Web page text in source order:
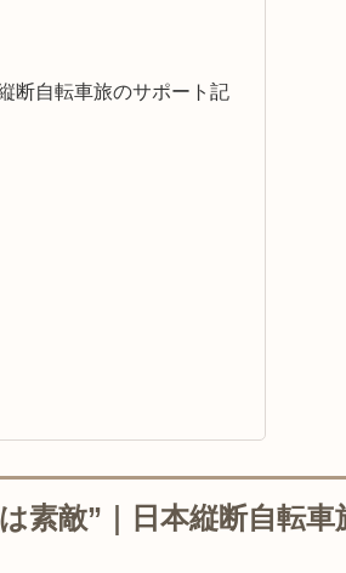
断自転車旅のサポート記
素敵”｜日本縦断自転車